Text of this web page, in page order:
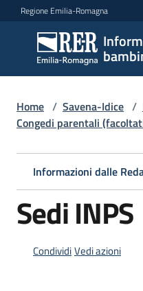
Vai al contenuto
Vai alla navigazione
Vai al footer
Regione Emilia-Romagna
Informa
famiglie
e
bambini
Argomenti
Servizi
Centri
Home / Savena-Idice /
Congedi parentali
Informazioni dalle
Sedi INPS
CondividiVedi azioni